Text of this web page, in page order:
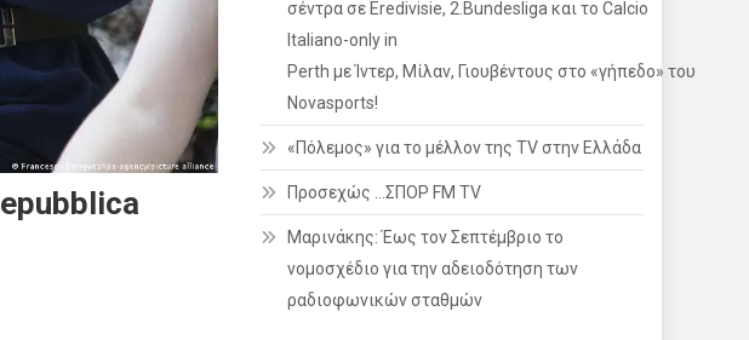
σέντρα σε Eredivisie, 2.Bundesliga και το Calcio
Italiano-only in
Perth με Ίντερ, Μίλαν, Γιουβέντους στο «γήπεδο» του
Novasports!
«Πόλεμος» για το μέλλον της TV στην Ελλάδα
Προσεχώς …ΣΠΟΡ FM TV
Μαρινάκης: Έως τον Σεπτέμβριο το
νομοσχέδιο για την αδειοδότηση των
ραδιοφωνικών σταθμών